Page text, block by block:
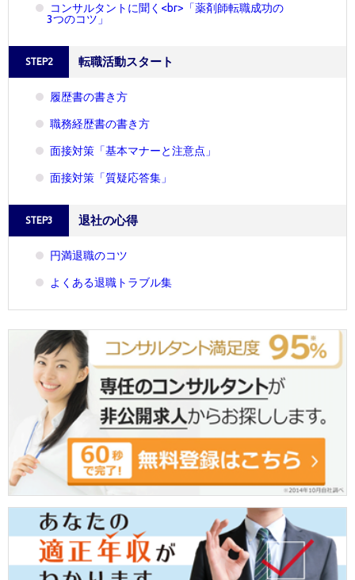
コンサルタントに聞く<br>「薬剤師転職成功の
3つのコツ」
STEP2 転職活動スタート
履歴書の書き方
職務経歴書の書き方
面接対策「基本マナーと注意点」
面接対策「質疑応答集」
STEP3 退社の心得
円満退職のコツ
よくある退職トラブル集